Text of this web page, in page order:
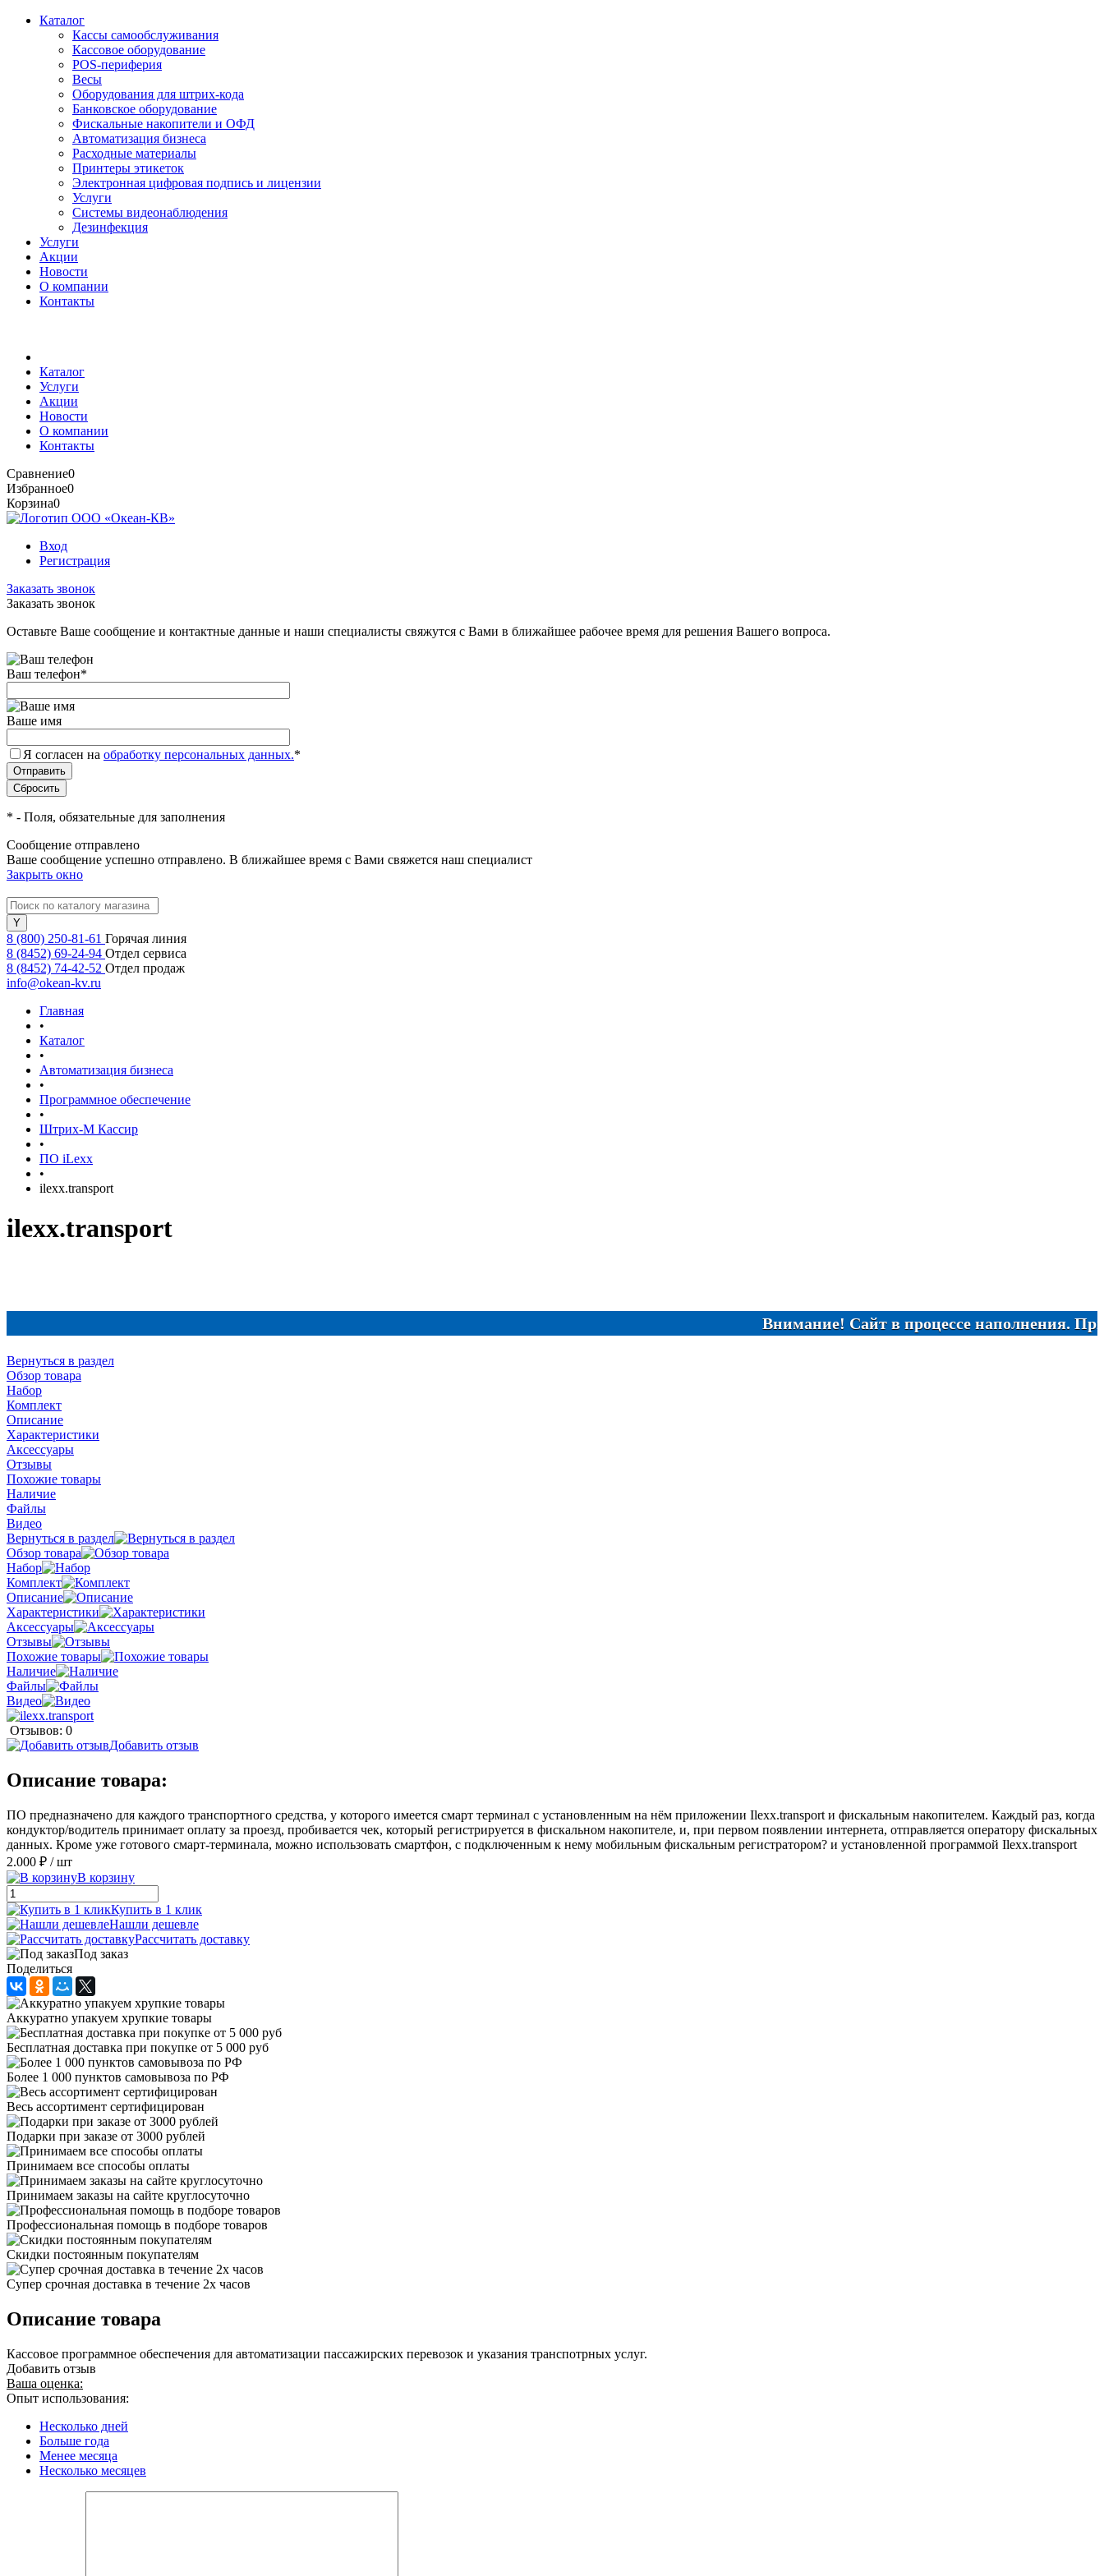
Каталог
Кассы самообслуживания
Кассовое оборудование
POS-периферия
Весы
Оборудования для штрих-кода
Банковское оборудование
Фискальные накопители и ОФД
Автоматизация бизнеса
Расходные материалы
Принтеры этикеток
Электронная цифровая подпись и лицензии
Услуги
Системы видеонаблюдения
Дезинфекция
Услуги
Акции
Новости
О компании
Контакты
Каталог
Услуги
Акции
Новости
О компании
Контакты
Сравнение0
Избранное0
Корзина0
Вход
Регистрация
Заказать звонок
Заказать звонок
Оставьте Ваше сообщение и контактные данные и наши специалисты свяжутся с Вами в ближайшее рабочее время для решения Вашего вопроса.
Ваш телефон*
Ваше имя
Я согласен на обработку персональных данных.*
* - Поля, обязательные для заполнения
Сообщение отправлено
Ваше сообщение успешно отправлено. В ближайшее время с Вами свяжется наш специалист
Закрыть окно
8 (800) 250-81-61 Горячая линия
8 (8452) 69-24-94 Отдел сервиса
8 (8452) 74-42-52 Отдел продаж
info@okean-kv.ru
Главная
•
Каталог
•
Автоматизация бизнеса
•
Программное обеспечение
•
Штрих-М Кассир
•
ПО iLexx
•
ilexx.transport
ilexx.transport
Внимание! Сайт в процессе наполнения. При
Вернуться в раздел
Обзор товара
Набор
Комплект
Описание
Характеристики
Аксессуары
Отзывы
Похожие товары
Наличие
Файлы
Видео
Вернуться в раздел
Обзор товара
Набор
Комплект
Описание
Характеристики
Аксессуары
Отзывы
Похожие товары
Наличие
Файлы
Видео
Отзывов: 0
Добавить отзыв
Описание товара:
ПО предназначено для каждого транспортного средства, у которого имеется смарт терминал с установленным на нём приложении Ilexx.transport и фискальным накопителем. Каждый раз, когда
кондуктор/водитель принимает оплату за проезд, пробивается чек, который регистрируется в фискальном накопителе, и, при первом появлении интернета, отправляется оператору фискальных
данных. Кроме уже готового смарт-терминала, можно использовать смартфон, с подключенным к нему мобильным фискальным регистратором? и установленной программой Ilexx.transport
2.000 ₽ / шт
В корзину
Купить в 1 клик
Нашли дешевле
Рассчитать доставку
Под заказ
Поделиться
Аккуратно упакуем хрупкие товары
Бесплатная доставка при покупке от 5 000 руб
Более 1 000 пунктов самовывоза по РФ
Весь ассортимент сертифицирован
Подарки при заказе от 3000 рублей
Принимаем все способы оплаты
Принимаем заказы на сайте круглосуточно
Профессиональная помощь в подборе товаров
Скидки постоянным покупателям
Супер срочная доставка в течение 2х часов
Описание товара
Кассовое программное обеспечения для автоматизации пассажирских перевозок и указания транспотрных услуг.
Добавить отзыв
Ваша оценка:
Опыт использования:
Несколько дней
Больше года
Менее месяца
Несколько месяцев